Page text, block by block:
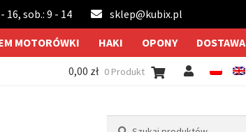
16, sob.: 9 - 14 sklep@kubix.pl
MOTORÓWKI HAKI OPONY DOSTAWA
0,00 zł 0 Produkt